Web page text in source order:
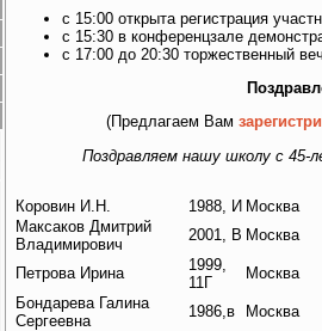
с 15:00 открыта регистрация
с 15:30 в конференцзале
с 17:00 до 20:30 торжественный
(Предлагаем Вам
Поздравляем нашу школу с 45-
Коровин И.Н. 1988, И Москва
Максаков Дмитрий
Владимирович
2001, В Москва
Петрова Ирина
1999,
11Г
Москва
Бондарева Галина
Сергеевна
1986,в Москва